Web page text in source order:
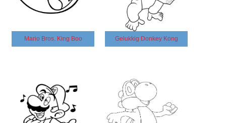
Mario Bros. King Boo Gelukkig Donkey Kong